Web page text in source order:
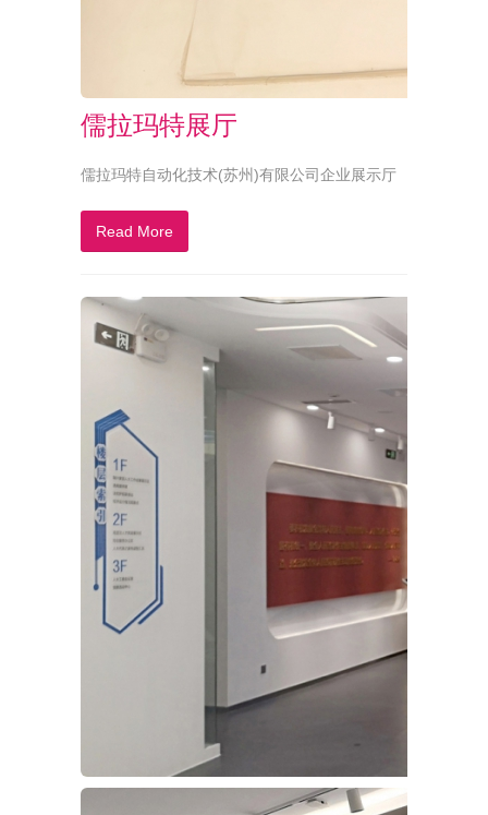
儒拉玛特展厅
儒拉玛特自动化技术(苏州)有限公司企业展示厅
Read More